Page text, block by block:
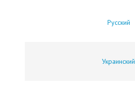
Русский
Украинский